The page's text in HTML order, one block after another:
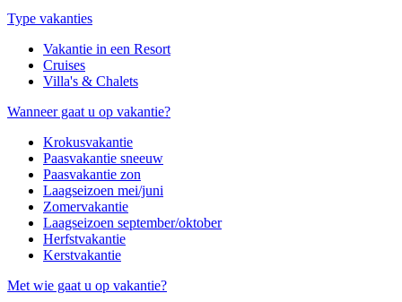
Type vakanties
Vakantie in een Resort
Cruises
Villa's & Chalets
Wanneer gaat u op vakantie?
Krokusvakantie
Paasvakantie sneeuw
Paasvakantie zon
Laagseizoen mei/juni
Zomervakantie
Laagseizoen september/oktober
Herfstvakantie
Kerstvakantie
Met wie gaat u op vakantie?